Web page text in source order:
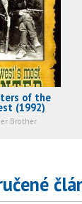
of the
(1992)
Brother